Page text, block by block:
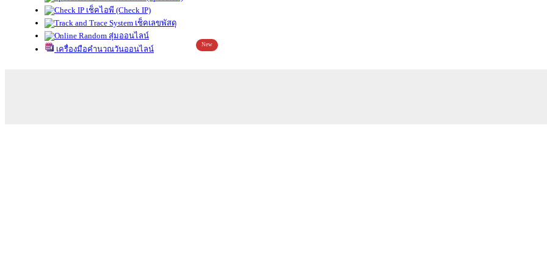
เช็คไอพี (Check IP)
เช็คเลขพัสดุ
สุ่มออนไลน์
เครื่องมือคำนวณวันออนไลน์
New